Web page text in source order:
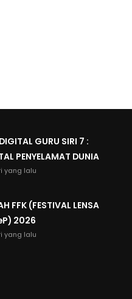
GURU SIRI 7 :
PENYELAMAT DUNIA
yang lalu
FFK (FESTIVAL LENSA
2026
yang lalu